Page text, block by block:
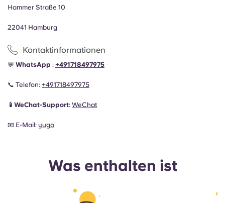
Hammer Straße 10
22041 Hamburg
Kontaktinformationen
💬 WhatsApp : +491718497975
📞 Telefon: +491718497975
📱WeChat-Support: WeChat
📧 E-Mail: yugo
Was enthalten ist